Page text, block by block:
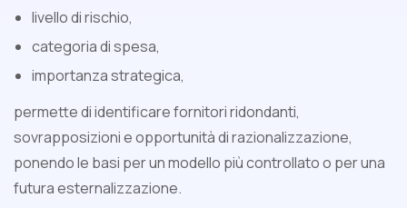
livello di rischio,
categoria di spesa,
importanza strategica,
permette di identificare fornitori ridondanti,
sovrapposizioni e opportunità di razionalizzazione,
ponendo le basi per un modello più controllato o per una
futura esternalizzazione.